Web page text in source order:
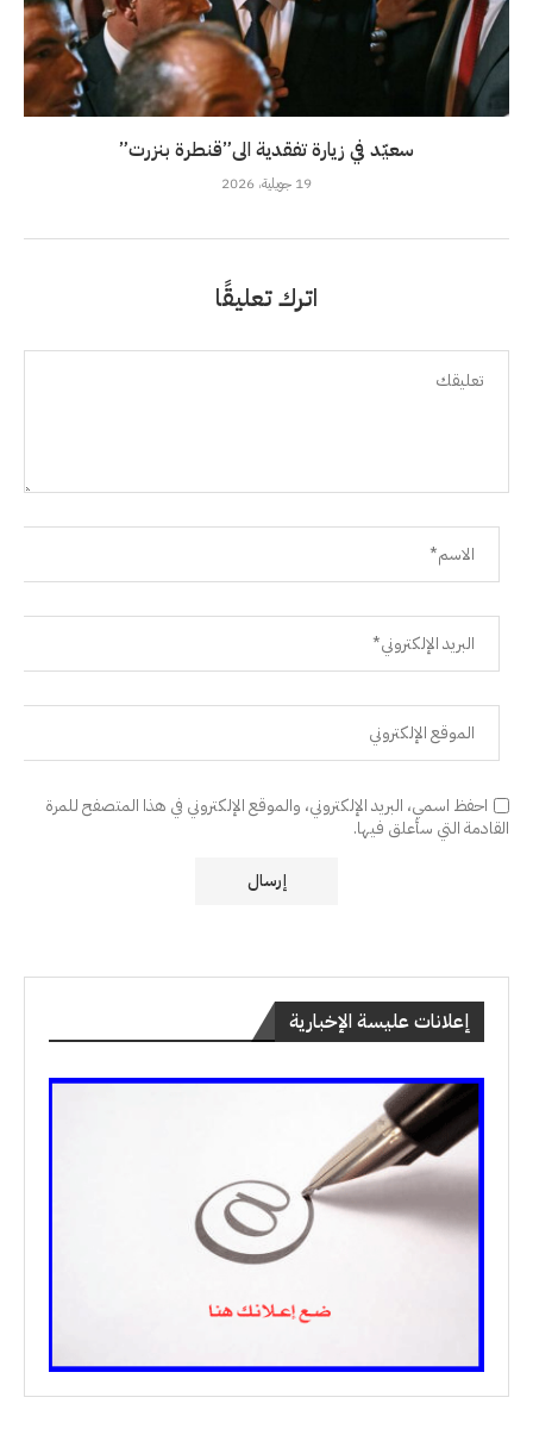
سعيّد في زيارة تفقدية الى”قنطرة بنزرت”
19 جويلية، 2026
اترك تعليقًا
احفظ اسمي، البريد الإلكتروني، والموقع الإلكتروني في هذا المتصفح للمرة
القادمة التي سأعلق فيها.
إعلانات عليسة الإخبارية